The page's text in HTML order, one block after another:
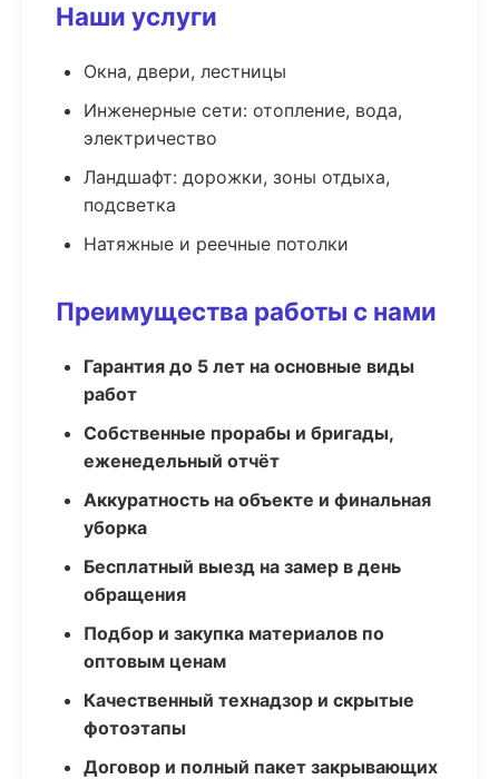
Наши услуги
Окна, двери, лестницы
Инженерные сети: отопление, вода,
электричество
Ландшафт: дорожки, зоны отдыха,
подсветка
Натяжные и реечные потолки
Преимущества работы с нами
Гарантия до 5 лет на основные виды
работ
Собственные прорабы и бригады,
еженедельный отчёт
Аккуратность на объекте и финальная
уборка
Бесплатный выезд на замер в день
обращения
Подбор и закупка материалов по
оптовым ценам
Качественный технадзор и скрытые
фотоэтапы
Договор и полный пакет закрывающих